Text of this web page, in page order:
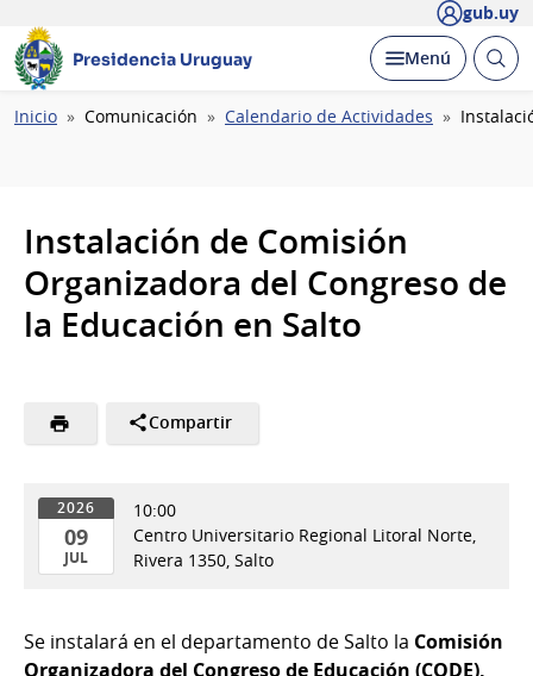
gub.uy
Presidencia Uruguay Desplegar
Menú Abrir
Ruta
Inicio Comunicación Calendario de Actividades
Instalación de Comisión
Organizadora del Congreso de
la Educación en Salto
Compartir
2026
09
JUL
Jul
10:00
Centro Universitario Regional Litoral Norte,
Rivera 1350, Salto
Se instalará en el departamento de Salto la Comisión
Organizadora del Congreso de Educación (CODE).